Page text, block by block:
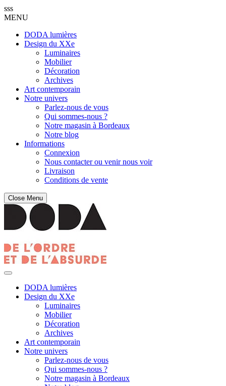
sss
MENU
DODA lumières
Design du XXe
Luminaires
Mobilier
Décoration
Archives
Art contemporain
Notre univers
Parlez-nous de vous
Qui sommes-nous ?
Notre magasin à Bordeaux
Notre blog
Informations
Connexion
Nous contacter ou venir nous voir
Livraison
Conditions de vente
Close Menu
DODA lumières
Design du XXe
Luminaires
Mobilier
Décoration
Archives
Art contemporain
Notre univers
Parlez-nous de vous
Qui sommes-nous ?
Notre magasin à Bordeaux